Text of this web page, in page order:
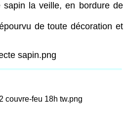
sapin la veille, en bordure de
de toute décoration et